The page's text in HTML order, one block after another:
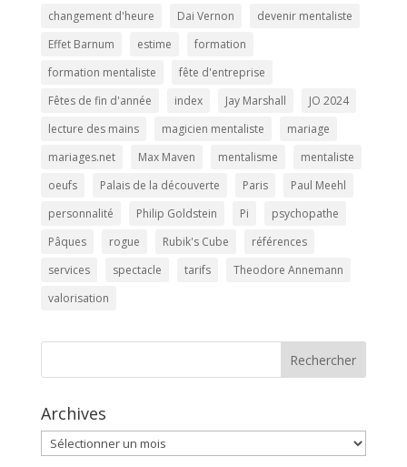
changement d'heure
Dai Vernon
devenir mentaliste
Effet Barnum
estime
formation
formation mentaliste
fête d'entreprise
Fêtes de fin d'année
index Jay Marshall
JO 2024
lecture des mains
magicien mentaliste
mariage
mariages.net
Max Maven mentalisme
mentaliste
oeufs
Palais de la découverte Paris
Paul Meehl
personnalité
Philip Goldstein Pi
psychopathe
Pâques
rogue Rubik's Cube
références
services
spectacle tarifs
Theodore Annemann
valorisation
Rechercher
Archives
Archives